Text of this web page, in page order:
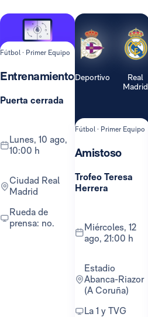
Fútbol · Primer Equipo
Entrenamiento
Puerta cerrada
lunes, 10 ago,
10:00 h
Ciudad Real
Madrid
Rueda de
prensa: no.
Deportivo
Real
Madrid
Fútbol · Primer Equipo
Amistoso
Trofeo Teresa
Herrera
miércoles, 12
ago, 21:00 h
Estadio
Abanca-Riazor
(A Coruña)
La 1 y TVG